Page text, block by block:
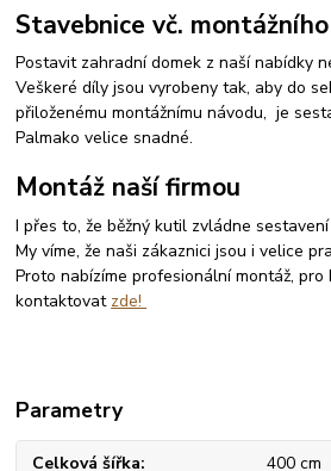
Stavebnice vč.
Postavit zahradní domek z naší nabídky
Veškeré díly jsou vyrobeny tak, aby do
přiloženému montážnímu návodu, je
Palmako velice snadné.
Montáž naší firmou
I přes to, že běžný kutil zvládne
My víme, že naši zákaznici jsou i velice
Proto nabízíme profesionální montáž,
kontaktovat zde!
Parametry
Celková šířka 400 cm